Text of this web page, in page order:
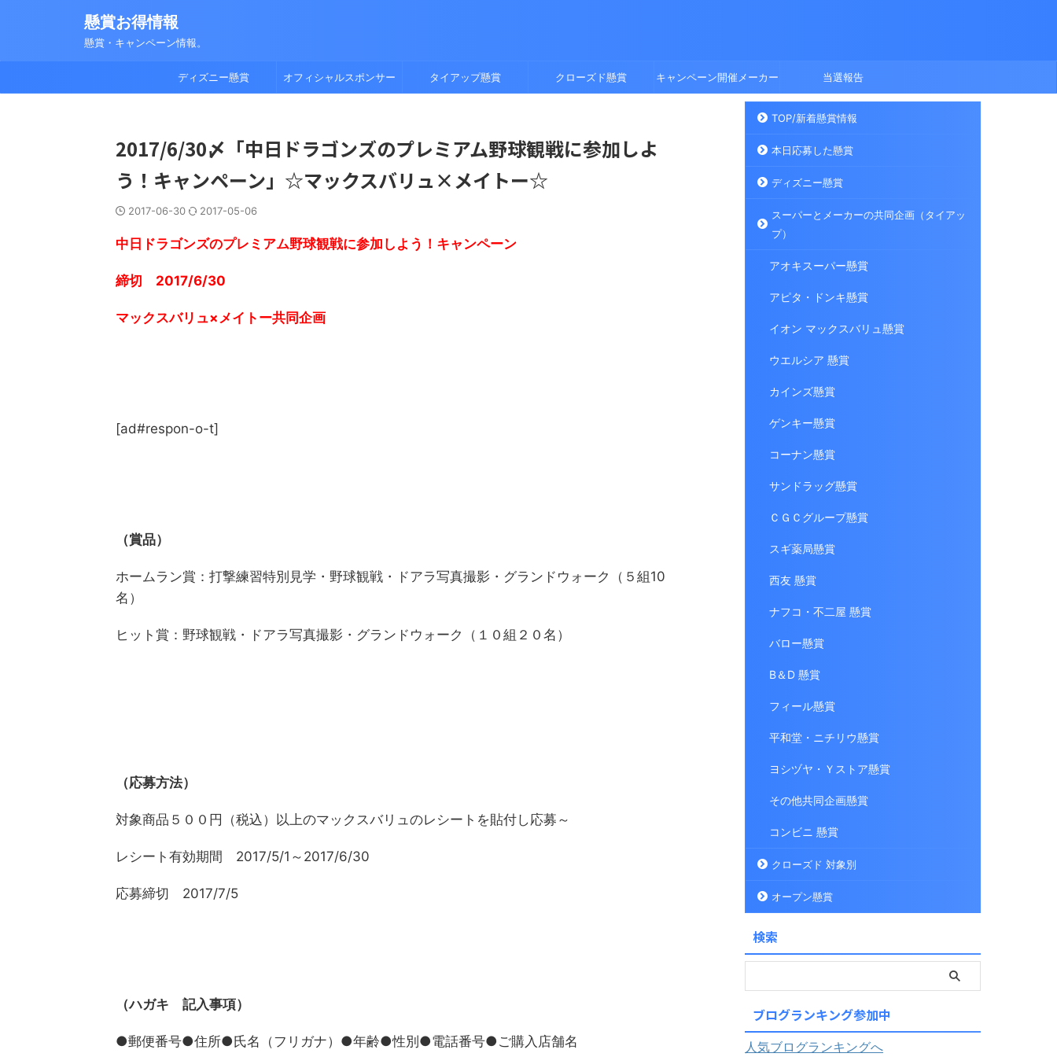
懸賞お得情報
懸賞・キャンペーン情報。
ディズニー懸賞 オフィシャルスポンサー タイアップ懸賞 クローズド懸賞 キャンペーン開催メーカー 当選報告
2017/6/30〆「中日ドラゴンズのプレミアム野球観戦に参加しよ
う！キャンペーン」☆マックスバリュ×メイトー☆
2017-06-30 2017-05-06
中日ドラゴンズのプレミアム野球観戦に参加しよう！キャンペーン
締切 2017/6/30
マックスバリュ×メイトー共同企画
[ad#respon-o-t]
（賞品）
ホームラン賞：打撃練習特別見学・野球観戦・ドアラ写真撮影・グランドウォーク（５組10
名）
ヒット賞：野球観戦・ドアラ写真撮影・グランドウォーク（１０組２０名）
（応募方法）
対象商品５００円（税込）以上のマックスバリュのレシートを貼付し応募～
レシート有効期間 2017/5/1～2017/6/30
応募締切 2017/7/5
（ハガキ 記入事項）
●郵便番号●住所●氏名（フリガナ）●年齢●性別●電話番号●ご購入店舗名
TOP/新着懸賞情報
本日応募した懸賞
ディズニー懸賞
スーパーとメーカーの共同企画（タイアッ
プ）
アオキスーパー懸賞
アピタ・ドンキ懸賞
イオン マックスバリュ懸賞
ウエルシア 懸賞
カインズ懸賞
ゲンキー懸賞
コーナン懸賞
サンドラッグ懸賞
ＣＧＣグループ懸賞
スギ薬局懸賞
西友 懸賞
ナフコ・不二屋 懸賞
バロー懸賞
B＆D 懸賞
フィール懸賞
平和堂・ニチリウ懸賞
ヨシヅヤ・Ｙストア懸賞
その他共同企画懸賞
コンビニ 懸賞
クローズド 対象別
オープン懸賞
検索
ブログランキング参加中
人気ブログランキングへ